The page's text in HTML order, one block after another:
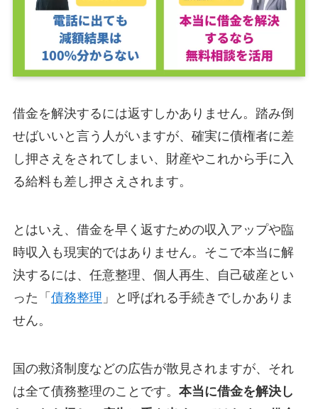
借金を解決するには返すしかありません。踏み倒
せばいいと言う人がいますが、確実に債権者に差
し押さえをされてしまい、財産やこれから手に入
る給料も差し押さえされます。
とはいえ、借金を早く返すための収入アップや臨
時収入も現実的ではありません。そこで本当に解
決するには、任意整理、個人再生、自己破産とい
った「 債務整理 」と呼ばれる手続きでしかありま
せん。
国の救済制度などの広告が散見されますが、それ
は全て債務整理のことです。 本当に借金を解決し